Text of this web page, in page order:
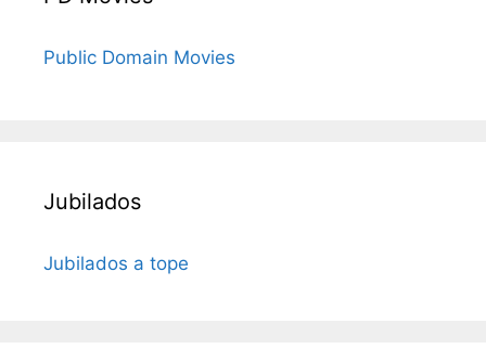
Public Domain Movies
Jubilados
Jubilados a tope